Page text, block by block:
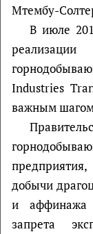
Мтембу-
В июле
Industries
важным шагом
добычи
и аффинажа
запрета